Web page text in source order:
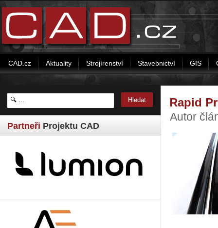
CAD.cz Aktuality Strojírenství Stavebnictví GIS
Partneři Projektu CAD
Rapid
Autor